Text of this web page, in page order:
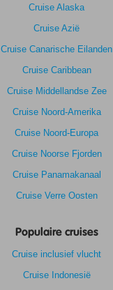
Cruise Alaska
Cruise Azië
Cruise Canarische Eilanden
Cruise Caribbean
Cruise Middellandse Zee
Cruise Noord-Amerika
Cruise Noord-Europa
Cruise Noorse Fjorden
Cruise Panamakanaal
Cruise Verre Oosten
Populaire cruises
Cruise inclusief vlucht
Cruise Indonesië